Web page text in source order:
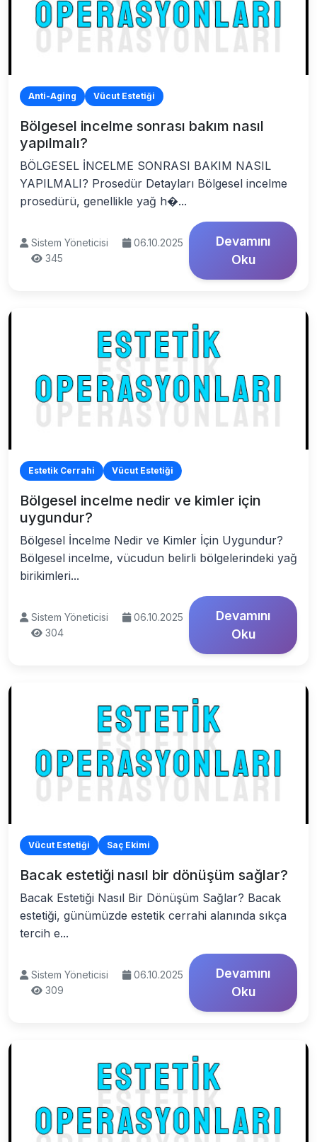
Anti-Aging Vücut Estetiği
Bölgesel incelme sonrası bakım nasıl
yapılmalı?
BÖLGESEL İNCELME SONRASI BAKIM NASIL
YAPILMALI? Prosedür Detayları Bölgesel incelme
prosedürü, genellikle yağ h�...
Sistem Yöneticisi
06.10.2025
345
Devamını
Oku
Estetik Cerrahi Vücut Estetiği
Bölgesel incelme nedir ve kimler için
uygundur?
Bölgesel İncelme Nedir ve Kimler İçin Uygundur?
Bölgesel incelme, vücudun belirli bölgelerindeki yağ
birikimleri...
Sistem Yöneticisi
06.10.2025
304
Devamını
Oku
Vücut Estetiği Saç Ekimi
Bacak estetiği nasıl bir dönüşüm sağlar?
Bacak Estetiği Nasıl Bir Dönüşüm Sağlar? Bacak
estetiği, günümüzde estetik cerrahi alanında sıkça
tercih e...
Sistem Yöneticisi
06.10.2025
309
Devamını
Oku